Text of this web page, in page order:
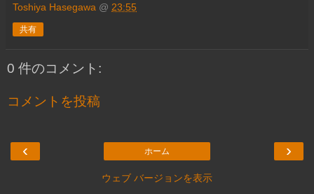
Toshiya Hasegawa @ 23:55
共有
0 件のコメント:
コメントを投稿
‹ ›
ホーム
ウェブ バージョンを表示